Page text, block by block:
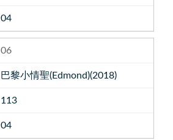
04
06
巴黎小情聖(Edmond)(2018)
113
04